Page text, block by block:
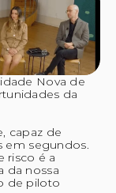
Nova de
da
capaz de
em segundos.
risco é a
da nossa
de piloto